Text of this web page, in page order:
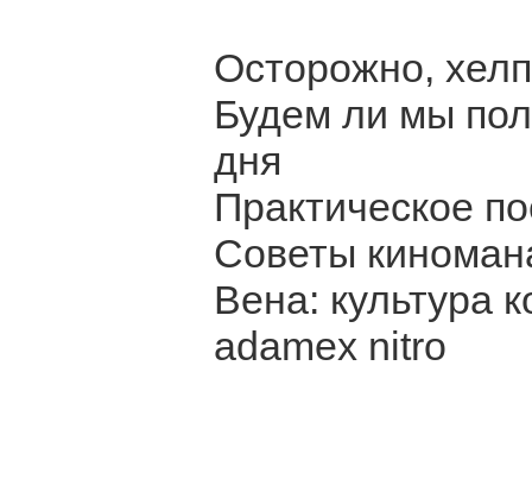
Осторожно,
Будем ли мы
дня
Практическое
Советы
Вена: культура
adamex nitro